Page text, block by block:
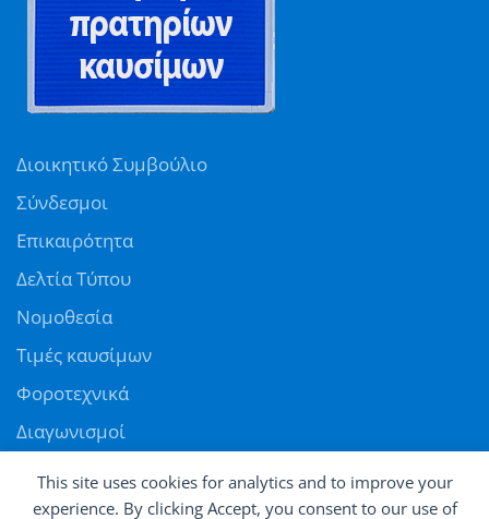
This site uses cookies for analytics and to improve your
experience. By clicking Accept, you consent to our use of
Διοικητικό Συμβούλιο
Σύνδεσμοι
Επικαιρότητα
Δελτία Τύπου
Νομοθεσία
Τιμές καυσίμων
Φοροτεχνικά
Διαγωνισμοί
Αγγελίες
Θέσεις εργασίας